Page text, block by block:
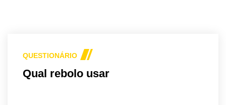
QUESTIONÁRIO
Qual rebolo usar